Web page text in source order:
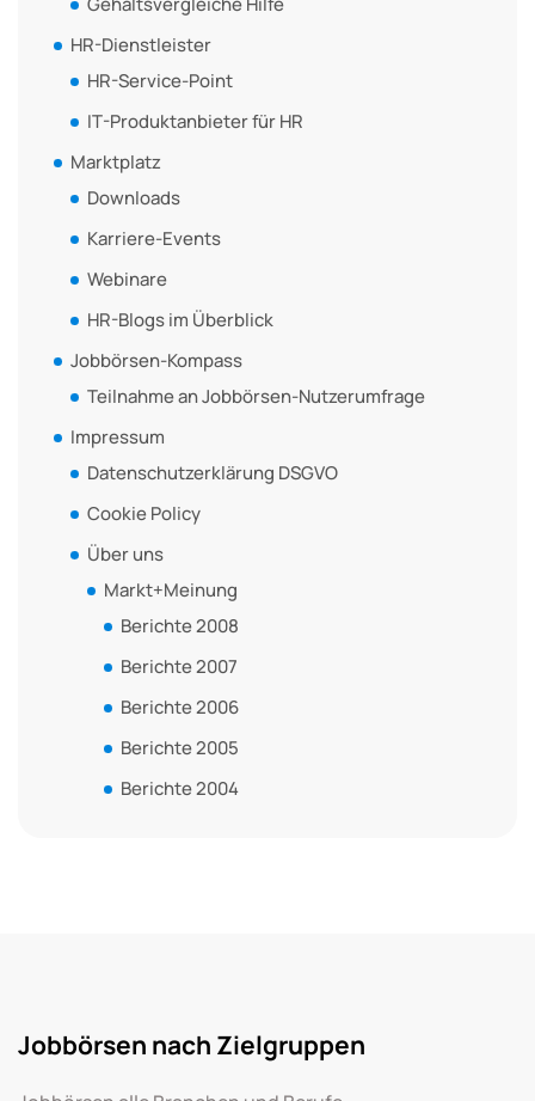
HR-Dienstleister
HR-Service-Point
IT-Produktanbieter für HR
Marktplatz
Downloads
Karriere-Events
Webinare
HR-Blogs im Überblick
Jobbörsen-Kompass
Teilnahme an Jobbörsen-Nutzerumfrage
Impressum
Datenschutzerklärung DSGVO
Cookie Policy
Über uns
Markt+Meinung
Berichte 2008
Berichte 2007
Berichte 2006
Berichte 2005
Berichte 2004
Jobbörsen nach Zielgruppen